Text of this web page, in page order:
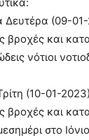
Δευτέρα (09-
βροχές και
νότιοι
(10-01-2023)
βροχές και
στο